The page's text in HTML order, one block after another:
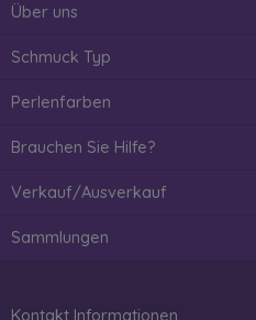
Über uns
Schmuck Typ
Perlenfarben
Brauchen Sie Hilfe?
Verkauf/Ausverkauf
Sammlungen
Kontakt Informationen